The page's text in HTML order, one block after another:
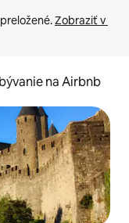
Zobraziť v
na Airbnb